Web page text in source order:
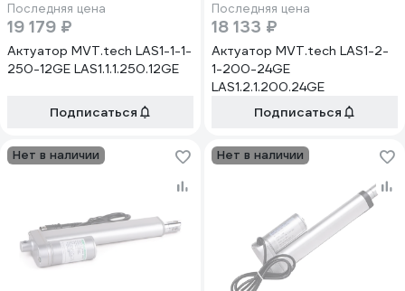
Последняя цена
19 179 ₽
Актуатор MVT.tech LAS1-1-1-
250-12GE LAS1.1.1.250.12GE
Подписаться
Последняя цена
18 133 ₽
Актуатор MVT.tech LAS1-2-
1-200-24GE
LAS1.2.1.200.24GE
Подписаться
Нет в наличии Нет в наличии